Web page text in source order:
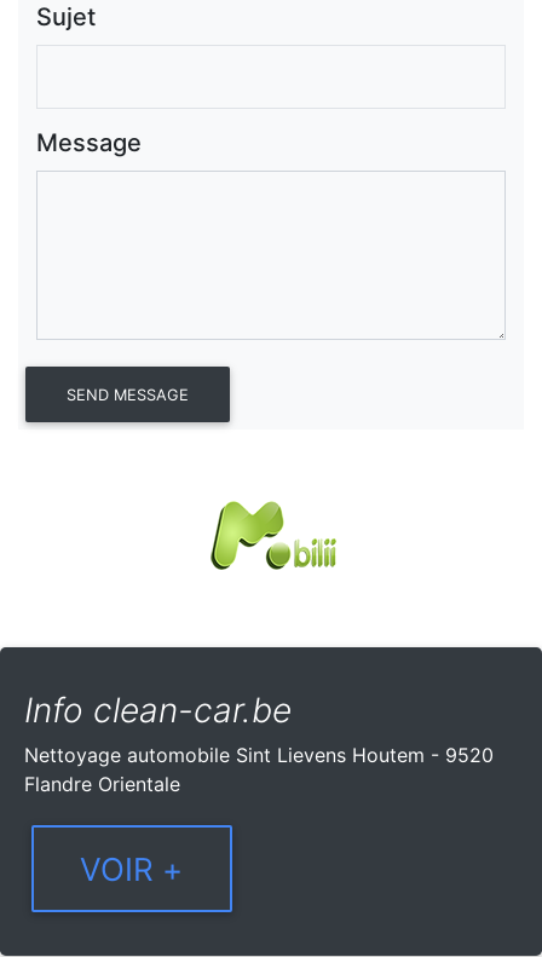
Sujet
Message
Info clean-car.be
Nettoyage automobile Sint Lievens Houtem - 9520
Flandre Orientale